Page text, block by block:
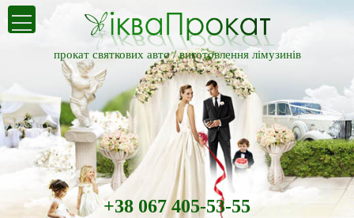
прокат святкових авто /виготовлення лімузинів
+38 067 405-53-55